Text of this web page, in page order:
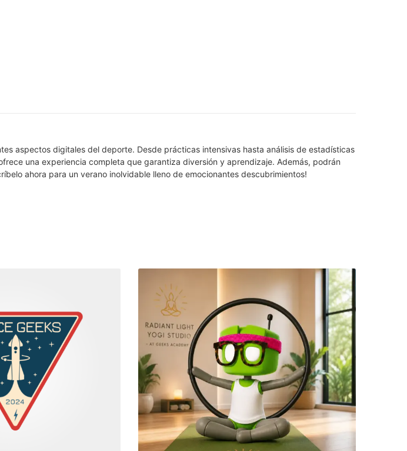
aspectos digitales del deporte. Desde prácticas intensivas hasta análisis de estadísticas
una experiencia completa que garantiza diversión y aprendizaje. Además, podrán
ahora para un verano inolvidable lleno de emocionantes descubrimientos!